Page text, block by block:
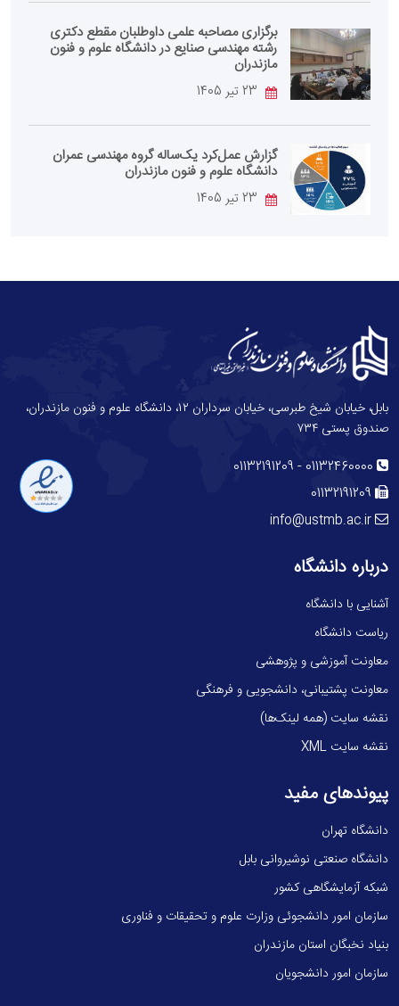
برگزاری مصاحبه علمی داوطلبان مقطع دکتری
رشته مهندسی صنایع در دانشگاه علوم و فنون
مازندران
گزارش عمل‌کرد یک‌ساله گروه مهندسی عمران
دانشگاه علوم و فنون مازندران
بابل، خیابان شیخ طبرسی، خیابان سرداران ۱۲، دانشگاه علوم و فنون مازندران،
صندوق پستی ۷۳۴
01132460000
-
01132191209
01132191209
info@ustmb.ac.ir
درباره دانشگاه
آشنایی با دانشگاه
ریاست دانشگاه
معاونت آموزشی و پژوهشی
معاونت پشتیبانی، دانشجویی و فرهنگی
نقشه سایت (همه لینک‌ها)
نقشه سایت XML
پیوندهای مفید
دانشگاه تهران
دانشگاه صنعتی نوشیروانی بابل
شبکه آزمایشگاهی کشور
سازمان امور دانشجوئی وزارت علوم و تحقیقات و فناوری
بنیاد نخبگان استان مازندران
سازمان امور دانشجویان